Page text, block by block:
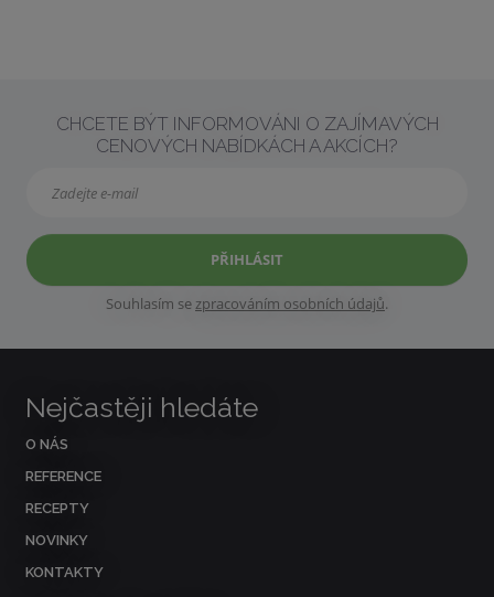
CHCETE BÝT INFORMOVÁNI O ZAJÍMAVÝCH
CENOVÝCH NABÍDKÁCH A AKCÍCH?
PŘIHLÁSIT
Souhlasím sezpracováním osobních údajů.
Nejčastěji hledáte
O NÁS
REFERENCE
RECEPTY
NOVINKY
KONTAKTY